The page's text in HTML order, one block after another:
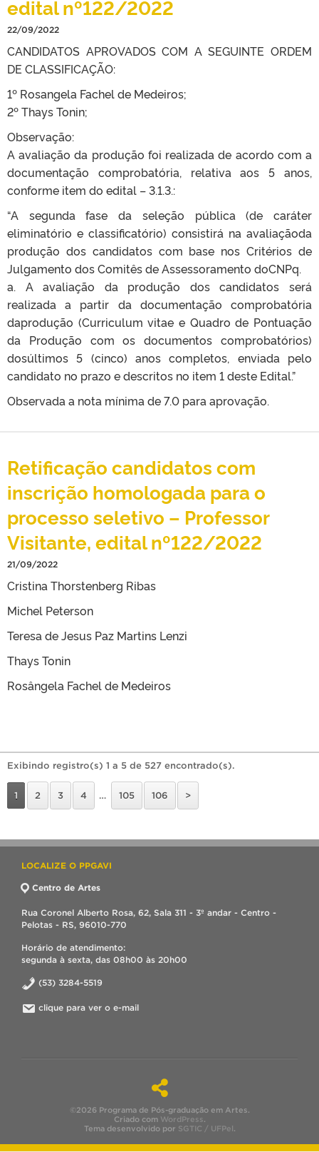
edital nº122/2022
22/09/2022
CANDIDATOS APROVADOS COM A SEGUINTE ORDEM
DE CLASSIFICAÇÃO:
1º Rosangela Fachel de Medeiros;
2º Thays Tonin;
Observação:
A avaliação da produção foi realizada de acordo com a
documentação comprobatória, relativa aos 5 anos,
conforme item do edital – 3.1.3.:
“A segunda fase da seleção pública (de caráter
eliminatório e classificatório) consistirá na avaliaçãoda
produção dos candidatos com base nos Critérios de
Julgamento dos Comitês de Assessoramento doCNPq.
a. A avaliação da produção dos candidatos será
realizada a partir da documentação comprobatória
daprodução (Curriculum vitae e Quadro de Pontuação
da Produção com os documentos comprobatórios)
dosúltimos 5 (cinco) anos completos, enviada pelo
candidato no prazo e descritos no item 1 deste Edital.”
Observada a nota mínima de 7.0 para aprovação.
Retificação candidatos com
inscrição homologada para o
processo seletivo – Professor
Visitante, edital nº122/2022
21/09/2022
Cristina Thorstenberg Ribas
Michel Peterson
Teresa de Jesus Paz Martins Lenzi
Thays Tonin
Rosângela Fachel de Medeiros
Exibindo registro(s) 1 a 5 de 527 encontrado(s).
1 2 3 4 … 105 106 >
LOCALIZE O PPGAVI
Centro de Artes
Rua Coronel Alberto Rosa, 62, Sala 311 - 3º andar - Centro -
Pelotas - RS, 96010-770
Horário de atendimento:
segunda à sexta, das 08h00 às 20h00
(53) 3284-5519
clique para ver o e-mail
©2026 Programa de Pós-graduação em Artes.
Criado com WordPress.
Tema desenvolvido por SGTIC / UFPel .